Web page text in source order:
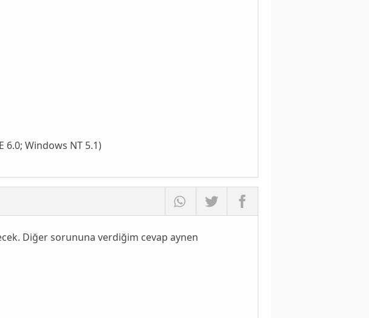
6.0; Windows NT 5.1)
Diğer sorununa verdiğim cevap aynen